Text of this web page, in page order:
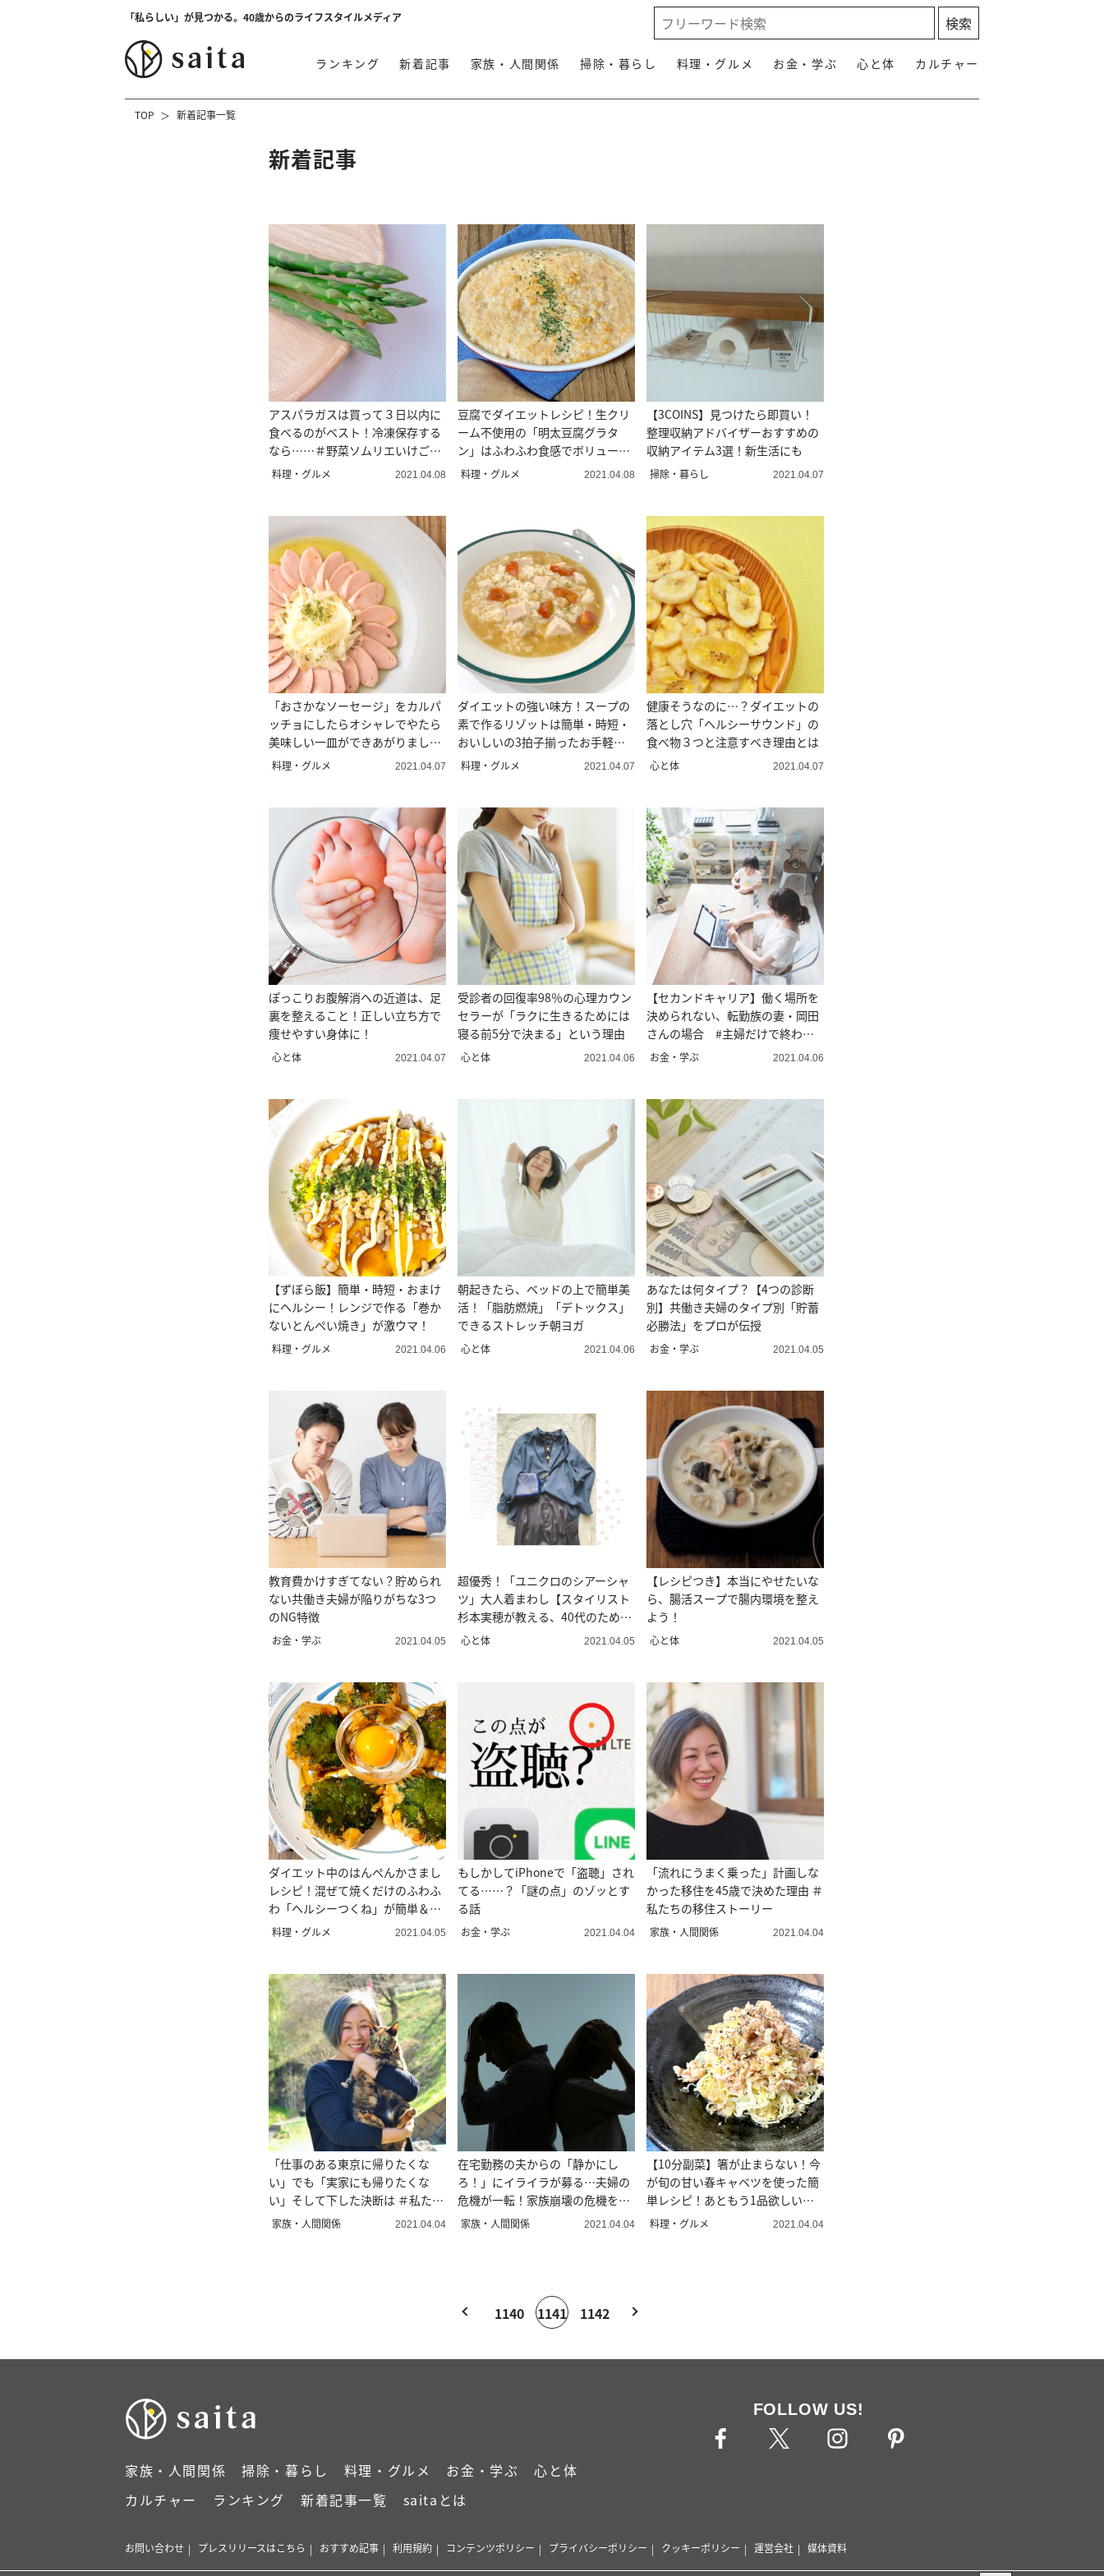
「私らしい」が見つかる。40歳からのライフスタイルメディア
ランキング 新着記事 家族・人間関係 掃除・暮らし 料理・グルメ お金・学ぶ 心と体 カルチャー
TOP 新着記事一覧
新着記事
アスパラガスは買って３日以内に
食べるのがベスト！冷凍保存する
なら……＃野菜ソムリエいけごま
の知恵袋
料理・グルメ 2021.04.08
豆腐でダイエットレシピ！生クリ
ーム不使用の「明太豆腐グラタ
ン」はふわふわ食感でボリューム
満点！
料理・グルメ 2021.04.08
【3COINS】見つけたら即買い！
整理収納アドバイザーおすすめの
収納アイテム3選！新生活にも
掃除・暮らし 2021.04.07
「おさかなソーセージ」をカルパ
ッチョにしたらオシャレでやたら
美味しい一皿ができあがりまし
た。#料理研究家
料理・グルメ 2021.04.07
ダイエットの強い味方！スープの
素で作るリゾットは簡単・時短・
おいしいの3拍子揃ったお手軽レ
シピ
料理・グルメ 2021.04.07
健康そうなのに…？ダイエットの
落とし穴「ヘルシーサウンド」の
食べ物３つと注意すべき理由とは
心と体 2021.04.07
ぽっこりお腹解消への近道は、足
裏を整えること！正しい立ち方で
痩せやすい身体に！
心と体 2021.04.07
受診者の回復率98％の心理カウン
セラーが「ラクに生きるためには
寝る前5分で決まる」という理由
心と体 2021.04.06
【セカンドキャリア】働く場所を
決められない、転勤族の妻・岡田
さんの場合 #主婦だけで終わら
ない
お金・学ぶ 2021.04.06
【ずぼら飯】簡単・時短・おまけ
にヘルシー！レンジで作る「巻か
ないとんぺい焼き」が激ウマ！
料理・グルメ 2021.04.06
朝起きたら、ベッドの上で簡単美
活！「脂肪燃焼」「デトックス」
できるストレッチ朝ヨガ
心と体 2021.04.06
あなたは何タイプ？【4つの診断
別】共働き夫婦のタイプ別「貯蓄
必勝法」をプロが伝授
お金・学ぶ 2021.04.05
教育費かけすぎてない？貯められ
ない共働き夫婦が陥りがちな3つ
のNG特徴
お金・学ぶ 2021.04.05
超優秀！「ユニクロのシアーシャ
ツ」大人着まわし【スタイリスト
杉本実穂が教える、40代のための
着こなしレッスン】
心と体 2021.04.05
【レシピつき】本当にやせたいな
ら、腸活スープで腸内環境を整え
よう！
心と体 2021.04.05
ダイエット中のはんぺんかさまし
レシピ！混ぜて焼くだけのふわふ
わ「ヘルシーつくね」が簡単＆美
味！
料理・グルメ 2021.04.05
もしかしてiPhoneで「盗聴」され
てる……？「謎の点」のゾッとす
る話
お金・学ぶ 2021.04.04
「流れにうまく乗った」計画しな
かった移住を45歳で決めた理由 ＃
私たちの移住ストーリー
家族・人間関係 2021.04.04
「仕事のある東京に帰りたくな
い」でも「実家にも帰りたくな
い」そして下した決断は ＃私たち
の移住ストーリー
家族・人間関係 2021.04.04
在宅勤務の夫からの「静かにし
ろ！」にイライラが募る…夫婦の
危機が一転！家族崩壊の危機を救
った「模様替え」
家族・人間関係 2021.04.04
【10分副菜】箸が止まらない！今
が旬の甘い春キャベツを使った簡
単レシピ！あともう1品欲しいと
きに
料理・グルメ 2021.04.04
1140 1141 1142
家族・人間関係 掃除・暮らし 料理・グルメ お金・学ぶ
心と体
カルチャー
ランキング 新着記事一覧 saitaとは
FOLLOW US!
お問い合わせ プレスリリースはこちら おすすめ記事 利用規約 コンテンツポリシー プライバシーポリシー クッキーポリシー 運営会社 媒体資料